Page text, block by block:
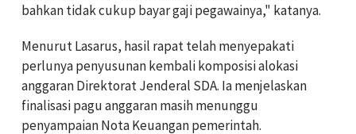
bahkan tidak cukup bayar gaji pegawainya," katanya.
Menurut Lasarus, hasil rapat telah menyepakati
perlunya penyusunan kembali komposisi alokasi
anggaran Direktorat Jenderal SDA. Ia menjelaskan
finalisasi pagu anggaran masih menunggu
penyampaian Nota Keuangan pemerintah.